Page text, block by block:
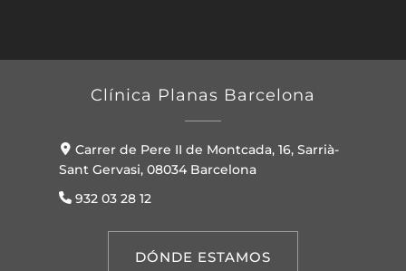
Clínica Planas Barcelona
Carrer de Pere II de Montcada, 16, Sarrià-
Sant Gervasi, 08034 Barcelona
932 03 28 12
DÓNDE ESTAMOS